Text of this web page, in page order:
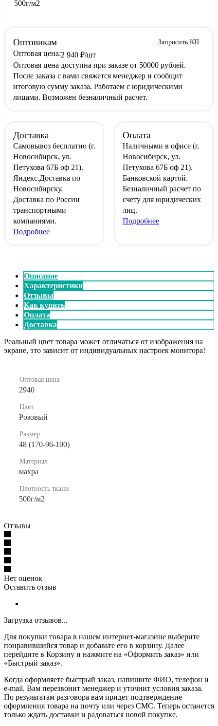
500г/м2
Оптовикам Запросить КП
Оптовая цена:2 940 ₽/шт
Оптовая цена доступна при заказе от 50000 рублей.
После заказа с вами свяжется менеджер и сообщит
итоговую сумму заказа. Работаем с юридическими
лицами. Возможен безналичный расчет.
Доставка
Самовывоз бесплатно (г.
Новосибирск, ул.
Петухова 67Б оф 21).
Яндекс.Доставка по
Новосибирску.
Доставка по России
транспортными
компаниями.
Подробнее
Оплата
Наличными в офисе (г.
Новосибирск, ул.
Петухова 67Б оф 21).
Банковской картой.
Безналичный расчет по
счету для юридических
лиц.
Подробнее
Описание
Характеристики
Отзывы
Как купить
Оплата
Доставка
Реальный цвет товара может отличаться от изображения на
экране, это зависит от индивидуальных настроек монитора!
Оптовая цена
2940
Цвет
Розовый
Размер
48 (170-96-100)
Материал
махра
Плотность ткани
500г/м2
Отзывы
Нет оценок
Оставить отзыв
Загрузка отзывов...
Для покупки товара в нашем интернет-магазине выберите
понравившийся товар и добавьте его в корзину. Далее
перейдите в Корзину и нажмите на «Оформить заказ» или
«Быстрый заказ».
Когда оформляете быстрый заказ, напишите ФИО, телефон и
e-mail. Вам перезвонит менеджер и уточнит условия заказа.
По результатам разговора вам придет подтверждение
оформления товара на почту или через СМС. Теперь останется
только ждать доставки и радоваться новой покупке.